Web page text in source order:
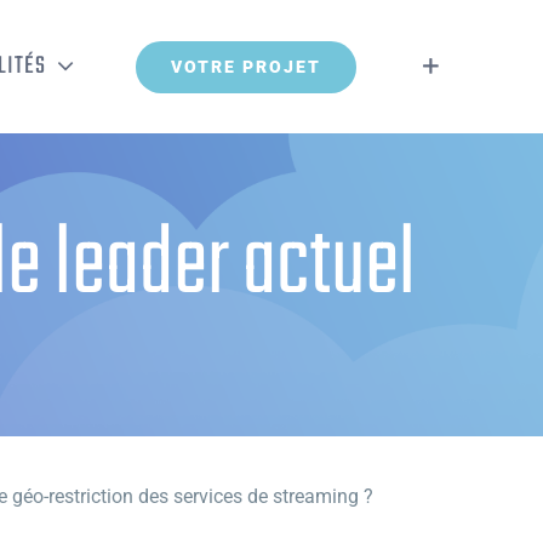
VOTRE PROJET
leader actuel
restriction des services de streaming ?